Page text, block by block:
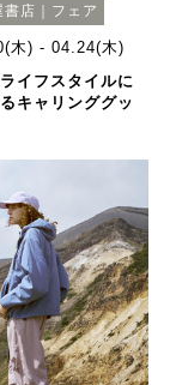
店｜フェア
木) - 04.24(木)
ライフスタイルに
キャリンググッ